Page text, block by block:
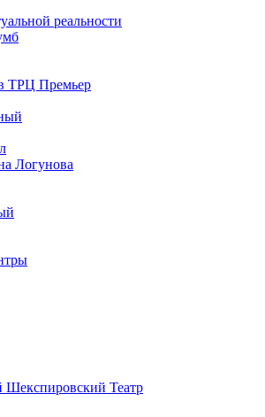
реальности
ТРЦ Премьер
Логунова
Шекспировский Театр